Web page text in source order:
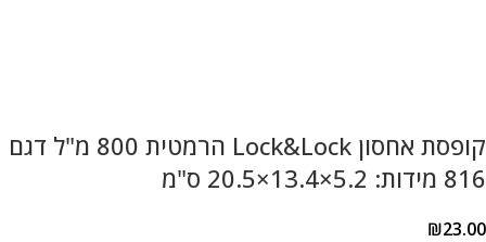
קופסת אחסון Lock&Lock הרמטית 800 מ"ל דגם
816 מידות: 5.2×13.4×20.5 ס"מ
₪23.00